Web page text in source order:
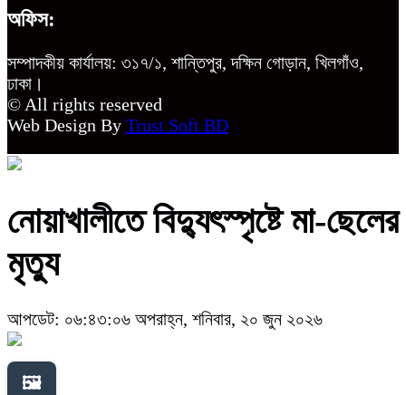
অফিস:
সম্পাদকীয় কার্যালয়: ৩১৭/১, শান্তিপুর, দক্ষিন গোড়ান, খিলগাঁও,
ঢাকা।
© All rights reserved
Web Design By Trust Soft BD
নোয়াখালীতে বিদ্যুৎস্পৃষ্টে মা-ছেলের
মৃত্যু
আপডেট: ০৬:৪৩:০৬ অপরাহ্ন, শনিবার, ২০ জুন ২০২৬
🖼️